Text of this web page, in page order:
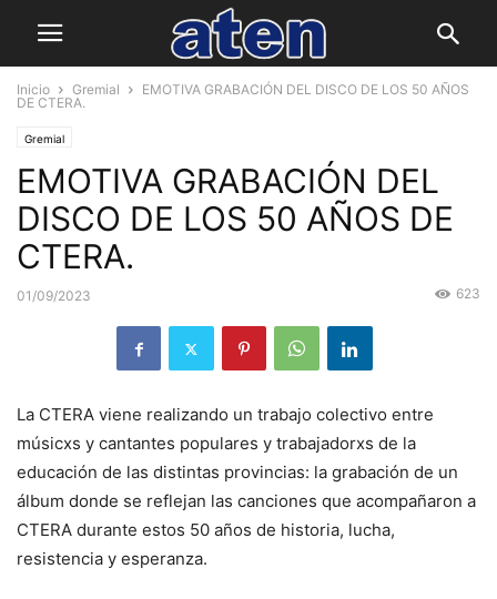
Inicio Gremial
EMOTIVA GRABACIÓN DEL DISCO DE LOS 50 AÑOS
DE CTERA.
Gremial
EMOTIVA GRABACIÓN DEL
DISCO DE LOS 50 AÑOS DE
CTERA.
01/09/2023 623
La CTERA viene realizando un trabajo colectivo entre
músicxs y cantantes populares y trabajadorxs de la
educación de las distintas provincias: la grabación de un
álbum donde se reflejan las canciones que acompañaron a
CTERA durante estos 50 años de historia, lucha,
resistencia y esperanza.